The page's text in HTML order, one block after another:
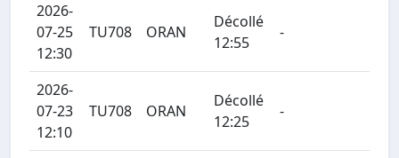
2026-
07-25
12:30
TU708 ORAN
Décollé
12:55
-
2026-
07-23
12:10
TU708 ORAN
Décollé
12:25
-